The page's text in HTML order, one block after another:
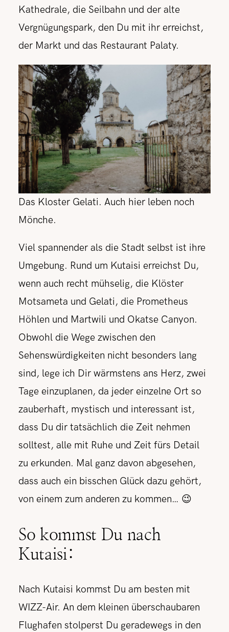
Kathedrale, die Seilbahn und der alte
Vergnügungspark, den Du mit ihr erreichst,
der Markt und das Restaurant Palaty.
Das Kloster Gelati. Auch hier leben noch
Mönche.
Viel spannender als die Stadt selbst ist ihre
Umgebung. Rund um Kutaisi erreichst Du,
wenn auch recht mühselig, die Klöster
Motsameta und Gelati, die Prometheus
Höhlen und Martwili und Okatse Canyon.
Obwohl die Wege zwischen den
Sehenswürdigkeiten nicht besonders lang
sind, lege ich Dir wärmstens ans Herz, zwei
Tage einzuplanen, da jeder einzelne Ort so
zauberhaft, mystisch und interessant ist,
dass Du dir tatsächlich die Zeit nehmen
solltest, alle mit Ruhe und Zeit fürs Detail
zu erkunden. Mal ganz davon abgesehen,
dass auch ein bisschen Glück dazu gehört,
von einem zum anderen zu kommen… 😉
So kommst Du nach
Kutaisi:
Nach Kutaisi kommst Du am besten mit
WIZZ-Air. An dem kleinen überschaubaren
Flughafen stolperst Du geradewegs in den